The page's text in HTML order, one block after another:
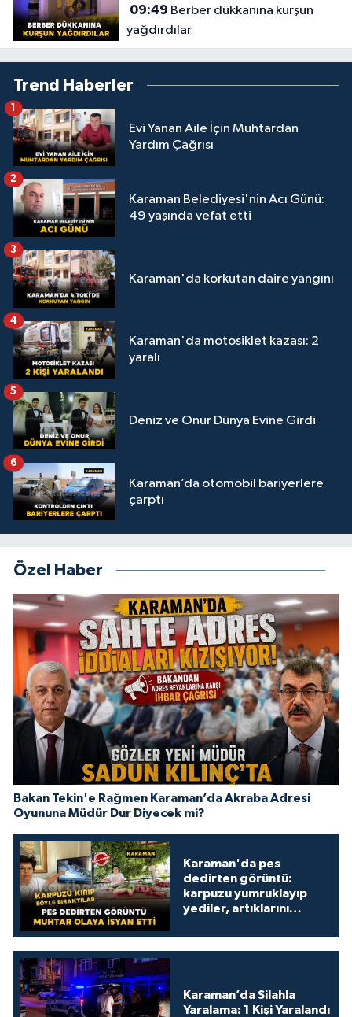
09:49
yağdırdılar
Trend Haberler
Evi Yanan Aile İçin Muhtardan
Yardım Çağrısı
1
Karaman Belediyesi'nin Acı Günü:
49 yaşında vefat etti
2
Karaman'da korkutan daire yangını
3
Karaman'da motosiklet kazası: 2
yaralı
4
Deniz ve Onur Dünya Evine Girdi
5
Karaman’da otomobil bariyerlere
çarptı
6
Özel Haber
Bakan Tekin'e Rağmen Karaman’da Akraba Adresi
Oyununa Müdür Dur Diyecek mi?
Karaman'da pes
dedirten görüntü:
karpuzu yumruklayıp
yediler, artıklarını
Karaman’da Silahla
Yaralama: 1 Kişi Yaralandı